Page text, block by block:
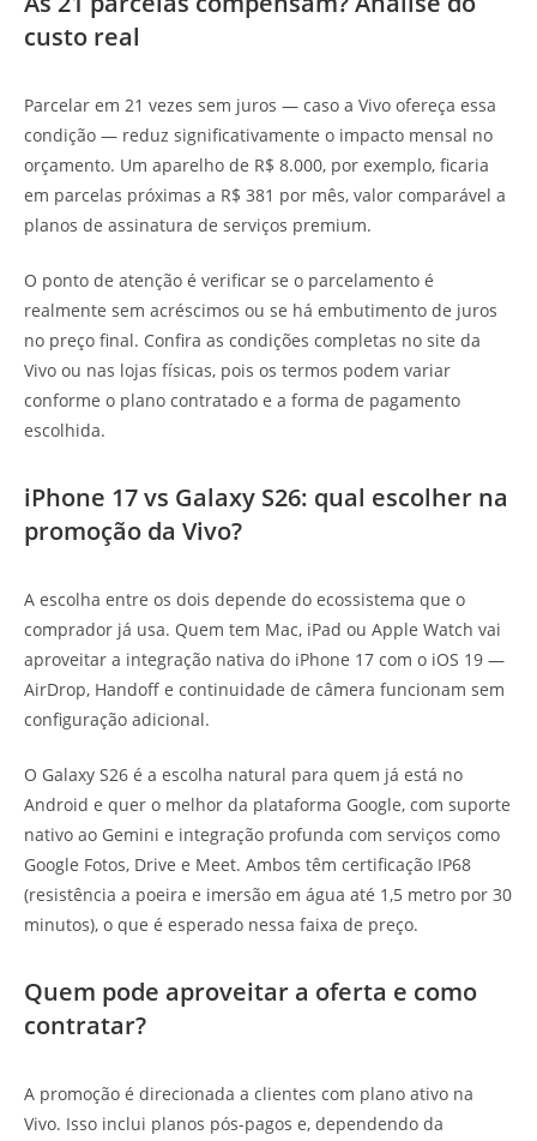
custo real
Parcelar em 21 vezes sem juros — caso a Vivo ofereça essa
condição — reduz significativamente o impacto mensal no
orçamento. Um aparelho de R$ 8.000, por exemplo, ficaria
em parcelas próximas a R$ 381 por mês, valor comparável a
planos de assinatura de serviços premium.
O ponto de atenção é verificar se o parcelamento é
realmente sem acréscimos ou se há embutimento de juros
no preço final. Confira as condições completas no site da
Vivo ou nas lojas físicas, pois os termos podem variar
conforme o plano contratado e a forma de pagamento
escolhida.
iPhone 17 vs Galaxy S26: qual escolher na
promoção da Vivo?
A escolha entre os dois depende do ecossistema que o
comprador já usa. Quem tem Mac, iPad ou Apple Watch vai
aproveitar a integração nativa do iPhone 17 com o iOS 19 —
AirDrop, Handoff e continuidade de câmera funcionam sem
configuração adicional.
O Galaxy S26 é a escolha natural para quem já está no
Android e quer o melhor da plataforma Google, com suporte
nativo ao Gemini e integração profunda com serviços como
Google Fotos, Drive e Meet. Ambos têm certificação IP68
(resistência a poeira e imersão em água até 1,5 metro por 30
minutos), o que é esperado nessa faixa de preço.
Quem pode aproveitar a oferta e como
contratar?
A promoção é direcionada a clientes com plano ativo na
Vivo. Isso inclui planos pós-pagos e, dependendo da